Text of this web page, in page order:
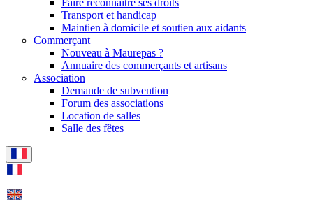
Faire reconnaître ses droits
Transport et handicap
Maintien à domicile et soutien aux aidants
Commerçant
Nouveau à Maurepas ?
Annuaire des commerçants et artisans
Association
Demande de subvention
Forum des associations
Location de salles
Salle des fêtes